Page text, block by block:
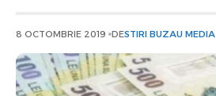
8 OCTOMBRIE 2019 DESTIRI BUZAU MEDIA